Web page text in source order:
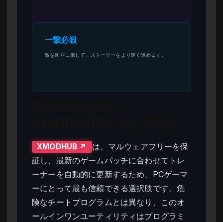
一撃必殺
敵を即座に倒して、ストーリーをより速く進めます。
XMODHUB ↗
は、マルウェアフリーを保
証し、最新のゲームパッチに合わせてトレ
ーナーを自動的に更新するため、PCゲーマ
ーにとって最も信頼できる選択肢です。危
険なチートプログラムとは異なり、このオ
ールインワンユーティリティはプログラミ